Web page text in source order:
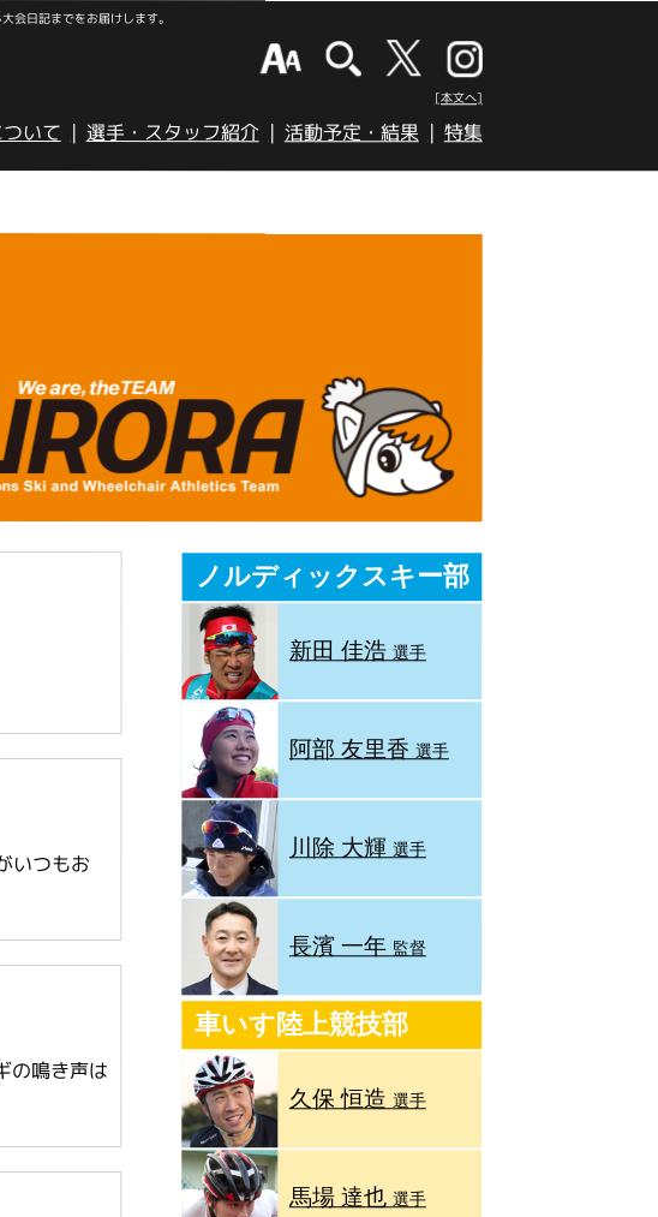
会日記までをお届けします。
[本文へ]
いて 選手・スタッフ紹介 活動予定・結果 特集
いつもお
の鳴き声は
ノルディックスキー部
新田 佳浩選手
阿部 友里香 選手
川除 大輝 選手
長濱 一年 監督
車いす陸上競技部
久保 恒造 選手
馬場 達也 選手